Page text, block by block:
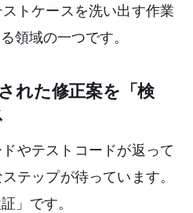
トケースを洗い出す作業
領域の一つです。
れた修正案を「検
やテストコードが返って
テップが待っています。
」です。